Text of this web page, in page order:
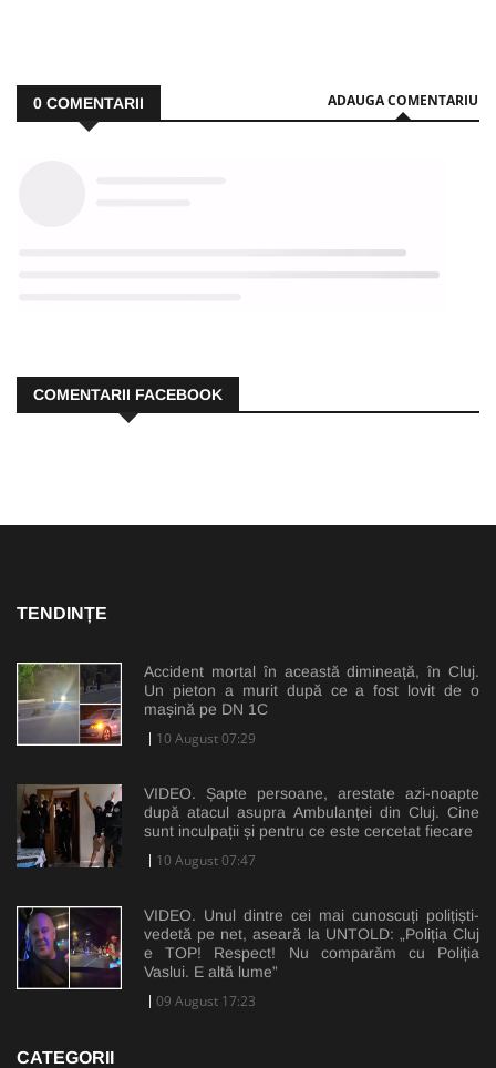
0 COMENTARII ADAUGA COMENTARIU
COMENTARII FACEBOOK
TENDINȚE
Accident mortal în această dimineață, în Cluj.
Un pieton a murit după ce a fost lovit de o
mașină pe DN 1C
10 August 07:29
VIDEO. Șapte persoane, arestate azi-noapte
după atacul asupra Ambulanței din Cluj. Cine
sunt inculpații și pentru ce este cercetat fiecare
10 August 07:47
VIDEO. Unul dintre cei mai cunoscuți polițiști-
vedetă pe net, aseară la UNTOLD: „Poliția Cluj
e TOP! Respect! Nu comparăm cu Poliția
Vaslui. E altă lume”
09 August 17:23
CATEGORII